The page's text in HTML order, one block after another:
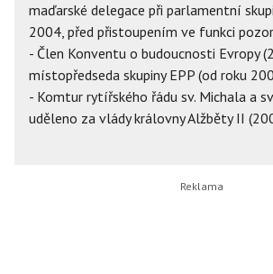
maďarské delegace při parlamentní
2004, před přistoupením ve funkci
- Člen Konventu o budoucnosti Evropy
místopředseda skupiny EPP (od roku
- Komtur rytířského řádu sv. Michala a
uděleno za vlády královny Alžběty II